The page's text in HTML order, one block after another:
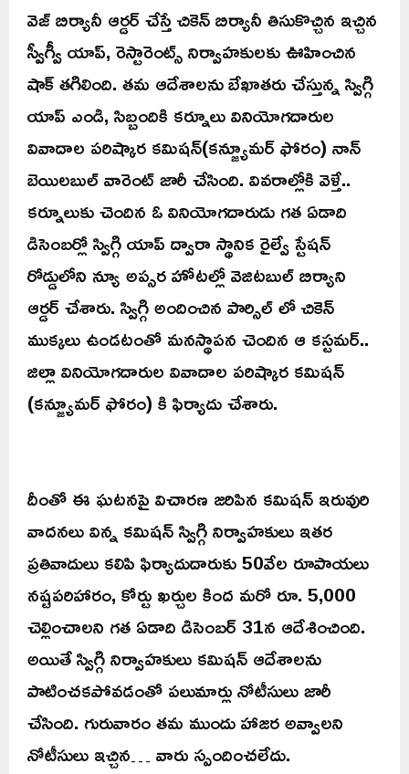
వెజ్‌ బిర్యానీ ఆర్డర్ చేస్తే చికెన్ బిర్యానీ తిసుకొచ్చిన ఇచ్చిన
స్వీగ్వీ యాప్‌, రెస్టారెంట్స్ నిర్వాహకులకు ఊహించిన
షాక్ తగిలింది. తమ ఆదేశాలను బేఖాతరు చేస్తున్న స్విగ్గి
యాప్ ఎండి, సిబ్బందికి కర్నూలు వినియోగదారుల
వివాదాల పరిష్కార కమిషన్(కన్జ్యూమర్ ఫోరం) నాన్
బెయిలబుల్ వారెంట్ జారీ చేసింది. వివరాల్లోకి వెళ్తే..
కర్నూలుకు చెందిన ఓ వినియోగదారుడు గత ఏడాది
డిసెంబర్లో స్విగ్గి యాప్ ద్వారా స్థానిక రైల్వే స్టేషన్
రోడ్డులోని న్యూ అప్సర హోటల్లో వెజిటబుల్ బిర్యాని
ఆర్డర్ చేశారు. స్విగ్గి అందించిన పార్సిల్ లో చికెన్
ముక్కలు ఉండటంతో మనస్థాపన చెందిన ఆ కస్టమర్..
జిల్లా వినియోగదారుల వివాదాల పరిష్కార కమిషన్
(కన్జ్యూమర్ ఫోరం) కి ఫిర్యాదు చేశారు.
దీంతో ఈ ఘటనపై విచారణ జరిపిన కమిషన్ ఇరువురి
వాదనలు విన్న కమిషన్ స్విగ్గి నిర్వాహకులు ఇతర
ప్రతివాదులు కలిపి ఫిర్యాదుదారుకు 50వేల రూపాయలు
నష్టపరిహారం, కోర్టు ఖర్చుల కింద మరో రూ. 5,000
చెల్లించాలని గత ఏడాది డిసెంబర్ 31న ఆదేశించింది.
అయితే స్విగ్గి నిర్వాహకులు కమిషన్ ఆదేశాలను
పాటించకపోవడంతో పలుమార్లు నోటీసులు జారీ
చేసింది. గురువారం తమ ముందు హాజర అవ్వాలని
నోటీసులు ఇచ్చిన… వారు స్పందించలేదు.